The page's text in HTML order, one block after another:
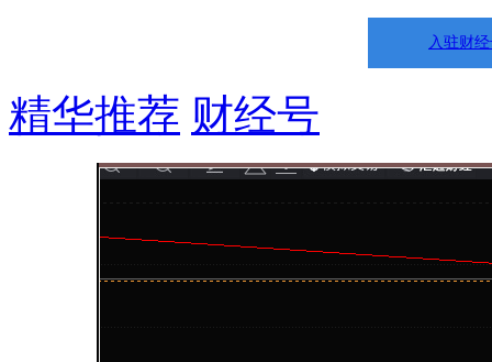
入驻财
精华推荐 财经号